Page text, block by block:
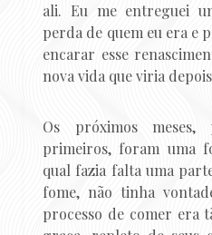
ali. Eu me entreguei
perda de quem eu era e
encarar esse
nova vida que viria
Os próximos meses,
primeiros, foram uma
qual fazia falta uma
fome, não tinha
processo de comer era